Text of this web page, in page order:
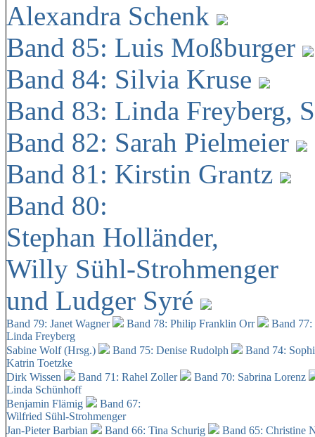
Alexandra Schenk
Band 85: Luis Moßburger
Band 84: Silvia Kruse
Band 83: Linda Freyberg,
Band 82: Sarah Pielmeier
Band 81: Kirstin Grantz
Band 80:
Stephan Holländer,
Willy Sühl-Strohmenger
und Ludger Syré
Band 79: Janet Wagner Band 78: Philip Franklin Orr
Band
Linda Freyberg
Sabine Wolf (Hrsg.)
Band 75: Denise Rudolph
Band 74:
Katrin Toetzke
Dirk Wissen
Band 71: Rahel Zoller
Band 70: Sabrina Lorenz
Linda Schünhoff
Benjamin Flämig
Band 67:
Wilfried Sühl-Strohmenger
Jan-Pieter Barbian
Band 66: Tina Schurig
Band 65: Christine